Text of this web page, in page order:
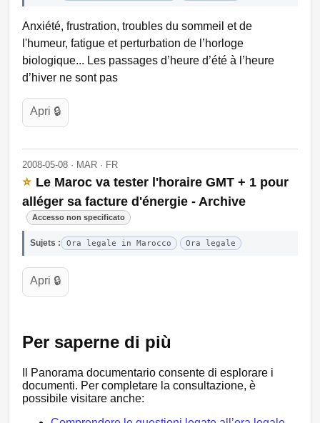
Anxiété, frustration, troubles du sommeil et de
l'humeur, fatigue et perturbation de l’horloge
biologique... Les passages d’heure d’été à l’heure
d’hiver ne sont pas
Apri 🔒
2008-05-08 · MAR · FR
⭐ Le Maroc va tester l'horaire GMT + 1 pour
alléger sa facture d'énergie - Archive
Accesso non specificato
Sujets : Ora legale in Marocco Ora legale
Apri 🔒
Per saperne di più
Il Panorama documentario consente di esplorare i
documenti. Per completare la consultazione, è
possibile visitare anche: